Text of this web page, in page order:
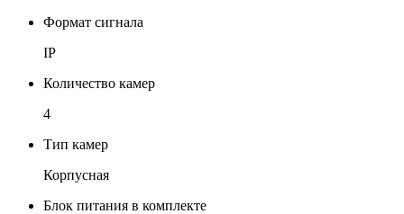
Формат сигнала
IP
Количество камер
4
Тип камер
Корпусная
Блок питания в комплекте